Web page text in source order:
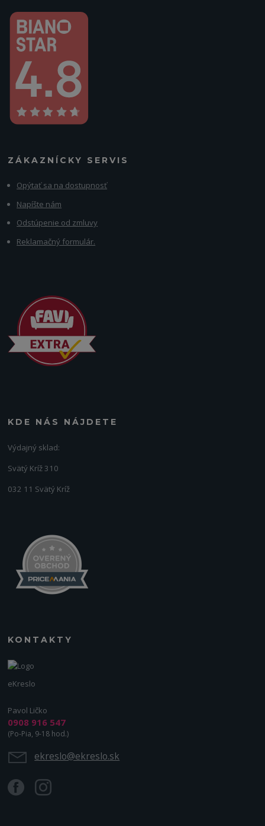
ZÁKAZNÍCKY SERVIS
Opýtať sa na dostupnosť
Napíšte nám
Odstúpenie od zmluvy
Reklamačný formulár.
KDE NÁS NÁJDETE
Výdajný sklad:
Svätý Kríž 310
032 11 Svätý Kríž
KONTAKTY
eKreslo
Pavol Ličko
0908 916 547
(Po-Pia, 9-18 hod.)
ekreslo@ekreslo.sk